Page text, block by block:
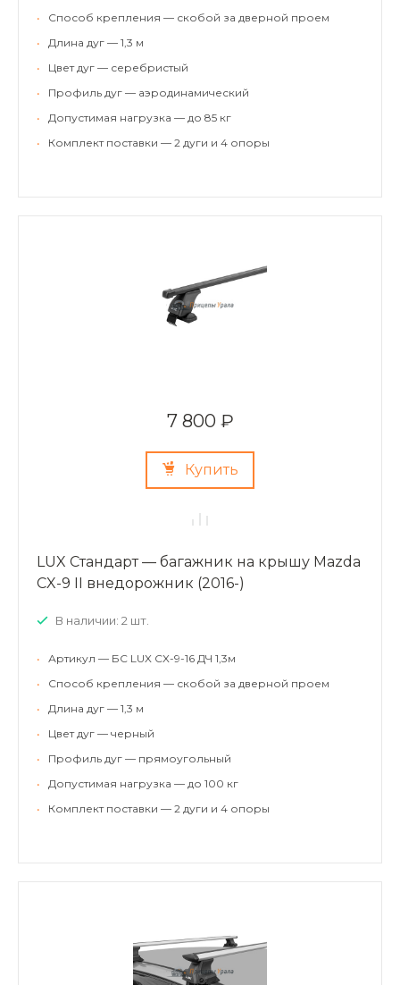
•
Способ крепления — скобой за дверной проем
•
Длина дуг — 1,3 м
•
Цвет дуг — серебристый
•
Профиль дуг — аэродинамический
•
Допустимая нагрузка — до 85 кг
•
Комплект поставки — 2 дуги и 4 опоры
7 800 ₽
Купить
LUX Стандарт — багажник на крышу Mazda
CX-9 II внедорожник (2016-)
В наличии: 2 шт.
•
Артикул — БС LUX CX-9-16 ДЧ 1,3м
•
Способ крепления — скобой за дверной проем
•
Длина дуг — 1,3 м
•
Цвет дуг — черный
•
Профиль дуг — прямоугольный
•
Допустимая нагрузка — до 100 кг
•
Комплект поставки — 2 дуги и 4 опоры